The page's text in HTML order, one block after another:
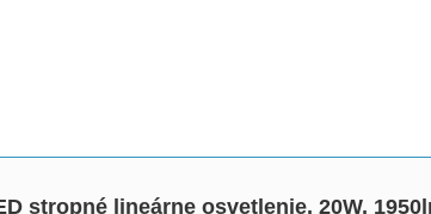
stropné lineárne osvetlenie, 20W,